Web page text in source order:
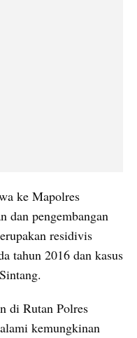
ke Mapolres
dan pengembangan
residivis
tahun 2016 dan kasus
di Rutan Polres
kemungkinan